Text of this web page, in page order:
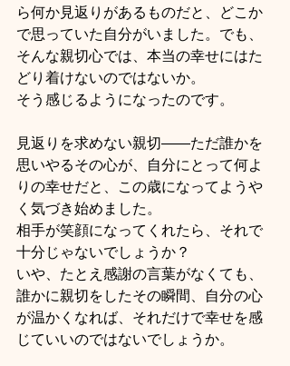
ら何か見返りがあるものだと、どこか
で思っていた自分がいました。でも、
そんな親切心では、本当の幸せにはた
どり着けないのではないか。
そう感じるようになったのです。
見返りを求めない親切――ただ誰かを
思いやるその心が、自分にとって何よ
りの幸せだと、この歳になってようや
く気づき始めました。
相手が笑顔になってくれたら、それで
十分じゃないでしょうか？
いや、たとえ感謝の言葉がなくても、
誰かに親切をしたその瞬間、自分の心
が温かくなれば、それだけで幸せを感
じていいのではないでしょうか。